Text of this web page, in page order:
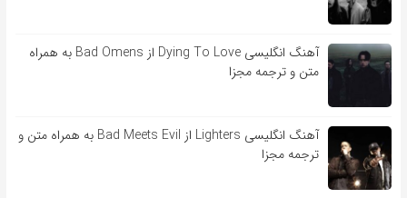
آهنگ انگلیسی Dying To Love از Bad Omens به همراه
متن و ترجمه مجزا
آهنگ انگلیسی Lighters از Bad Meets Evil به همراه متن و
ترجمه مجزا